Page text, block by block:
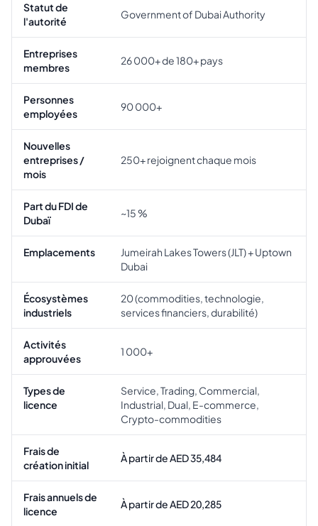
Statut de
l'autorité
Government of Dubai Authority
Entreprises
membres
26 000+ de 180+ pays
Personnes
employées
90 000+
Nouvelles
entreprises /
mois
250+ rejoignent chaque mois
Part du FDI de
Dubaï
~15 %
Emplacements
Jumeirah Lakes Towers (JLT) + Uptown
Dubai
Écosystèmes
industriels
20 (commodities, technologie,
services financiers, durabilité)
Activités
approuvées
1 000+
Types de
licence
Service, Trading, Commercial,
Industrial, Dual, E-commerce,
Crypto-commodities
Frais de
création initial
À partir de AED 35,484
Frais annuels de
licence
À partir de AED 20,285